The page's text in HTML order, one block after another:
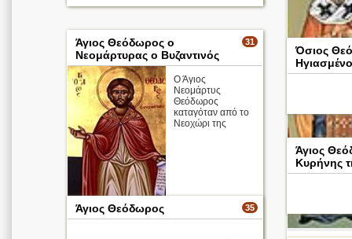
31
Άγιος Θεόδωρος ο
Νεομάρτυρας ο Βυζαντινός
Ο Άγιος
Νεομάρτυς
Θεόδωρος
καταγόταν από το
Νεοχώρι της
Κωνσταντινουπόλεως. Ήταν ζωγράφος και
Όσιος
Άγιος
Κυρήνης
35
Άγιος Θεόδωρος